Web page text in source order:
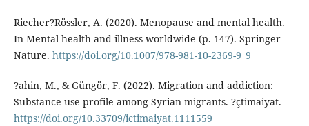
Riecher?Rössler, A. (2020). Menopause and mental health.
In Mental health and illness worldwide (p. 147). Springer
Nature. https://doi.org/10.1007/978-981-10-2369-9_9
?ahin, M., & Güngör, F. (2022). Migration and addiction:
Substance use profile among Syrian migrants. ?çtimaiyat.
https://doi.org/10.33709/ictimaiyat.1111559